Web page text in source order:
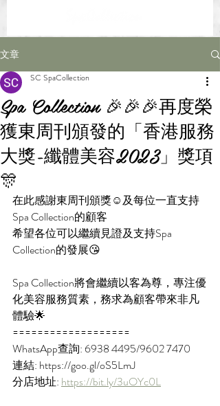
文章
Spa Collection 🎉🎉🎉再度榮
獲東周刊頒發的「香港服務
大獎-纖體美容2023」獎項
🎊
SC SpaCollection
在此感謝東周刊頒獎☺️及每位一直支持
Spa Collection的顧客
希望各位可以繼續見證及支持Spa
Collection的發展😘
Spa Collection將會繼續以客為尊，專注優
化美容服務質素，務求為顧客帶來非凡
體驗🌟
===================
WhatsApp查詢: 6938 4495/9602 7470
連結: https://goo.gl/oS5LmJ
分店地址: https://bit.ly/3uOYc0L